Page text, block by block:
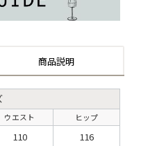
商品説明
ウエスト ヒップ
110 116